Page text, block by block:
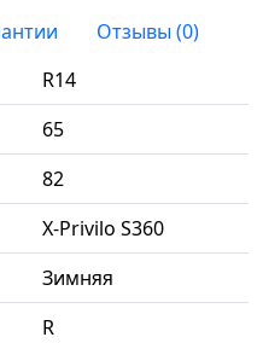
Отзывы (0)
R14
65
82
X-Privilo S360
Зимняя
R